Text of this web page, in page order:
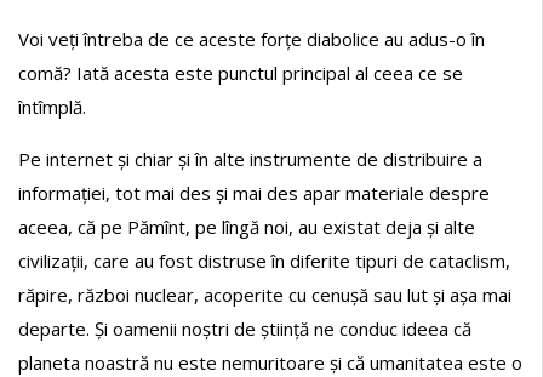
Voi veți întreba de ce aceste forțe diabolice au adus-o în
comă? Iată acesta este punctul principal al ceea ce se
întîmplă.
Pe internet și chiar și în alte instrumente de distribuire a
informației, tot mai des și mai des apar materiale despre
aceea, că pe Pămînt, pe lîngă noi, au existat deja și alte
civilizații, care au fost distruse în diferite tipuri de cataclism,
răpire, război nuclear, acoperite cu cenușă sau lut și așa mai
departe. Și oamenii noștri de știință ne conduc ideea că
planeta noastră nu este nemuritoare și că umanitatea este o